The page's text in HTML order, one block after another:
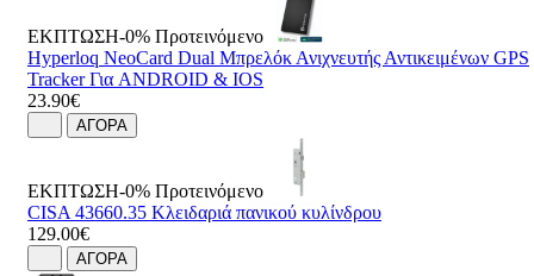
ΕΚΠΤΩΣΗ-0% Προτεινόμενο
Hyperloq NeoCard Dual Μπρελόκ Ανιχνευτής Αντικειμένων GPS
Tracker Για ANDROID & IOS
23.90€
ΑΓΟΡΑ
ΕΚΠΤΩΣΗ-0% Προτεινόμενο
CISA 43660.35 Κλειδαριά πανικού κυλίνδρου
129.00€
ΑΓΟΡΑ